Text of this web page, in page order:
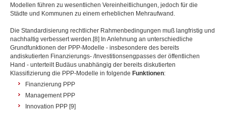
Modellen führen zu wesentlichen Vereinheitlichungen, jedoch für die
Städte und Kommunen zu einem erheblichen Mehraufwand.
Die Standardisierung rechtlicher Rahmenbedingungen muß langfristig und
nachhaltig verbessert werden.[8] In Anlehnung an unterschiedliche
Grundfunktionen der PPP-Modelle - insbesondere des bereits
andiskutierten Finanzierungs- /Investitionsengpasses der öffentlichen
Hand - unterteilt Budäus unabhängig der bereits diskutierten
Klassifizierung die PPP-Modelle in folgende Funktionen:
Finanzierung PPP
Management PPP
Innovation PPP [9]